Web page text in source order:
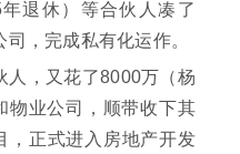
退休）等合伙人凑了
，完成私有化运作。
人，又花了8000万（杨
物业公司，顺带收下其
，正式进入房地产开发